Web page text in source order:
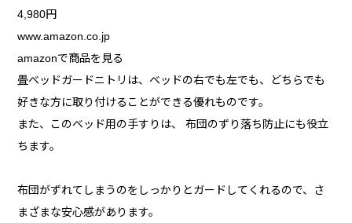
4,980円
www.amazon.co.jp
amazonで商品を見る
畳ベッドガードニトリは、ベッドの右でも左でも、どちらでも
好きな方に取り付けることができる優れものです。
また、このベッド用の手すりは、 布団のずり落ち防止にも役立
ちます。
布団がずれてしまうのをしっかりとガードしてくれるので、さ
まざまな安心感があります。